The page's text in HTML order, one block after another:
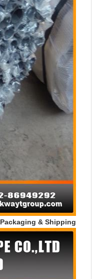
Packaging & Shipping